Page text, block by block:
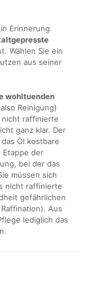
Erinnerung
Wählen Sie ein
aus seiner
wohltuenden
Reinigung)
nicht raffinierte
ganz klar. Der
Öl kostbare
Etappe der
bei der das
müssen sich
nicht raffinierte
gefährlichen
Aus
lediglich das